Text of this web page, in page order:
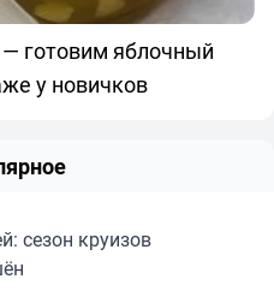
готовим яблочный
у новичков
сезон круизов